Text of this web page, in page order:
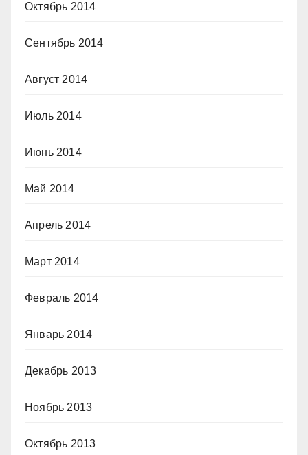
Октябрь 2014
Сентябрь 2014
Август 2014
Июль 2014
Июнь 2014
Май 2014
Апрель 2014
Март 2014
Февраль 2014
Январь 2014
Декабрь 2013
Ноябрь 2013
Октябрь 2013